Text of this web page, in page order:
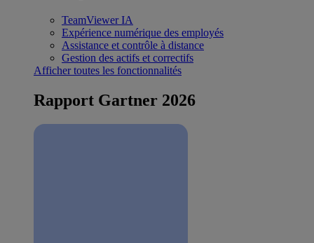
TeamViewer IA
Expérience numérique des employés
Assistance et contrôle à distance
Gestion des actifs et correctifs
Afficher toutes les fonctionnalités
Rapport Gartner 2026